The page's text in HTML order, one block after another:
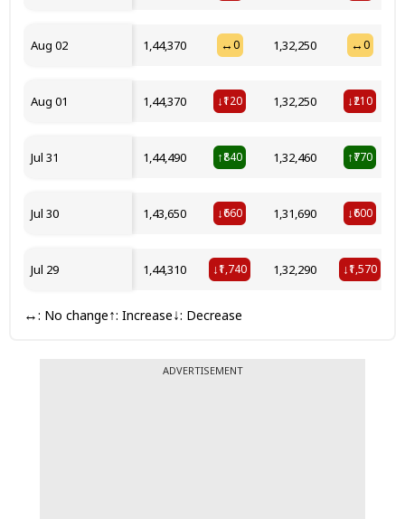
Aug 02 ₹1,44,370 ↔₹0 ₹1,32,250 ↔₹0
Aug 01 ₹1,44,370 ↓₹120 ₹1,32,250 ↓₹210
Jul 31 ₹1,44,490 ↑₹840 ₹1,32,460 ↑₹770
Jul 30 ₹1,43,650 ↓₹660 ₹1,31,690 ↓₹600
Jul 29 ₹1,44,310 ↓₹1,740 ₹1,32,290 ↓₹1,570
↔: No change↑: Increase↓: Decrease
ADVERTISEMENT